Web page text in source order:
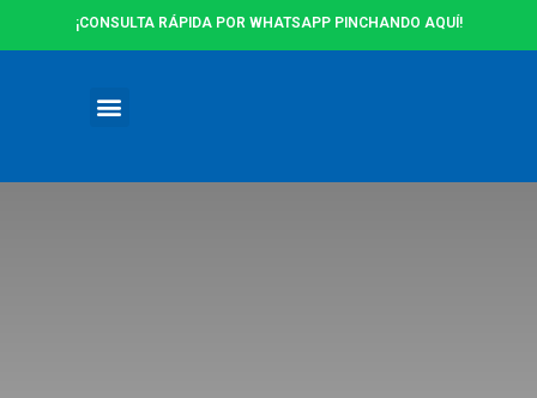
¡CONSULTA RÁPIDA POR WHATSAPP PINCHANDO AQUÍ!